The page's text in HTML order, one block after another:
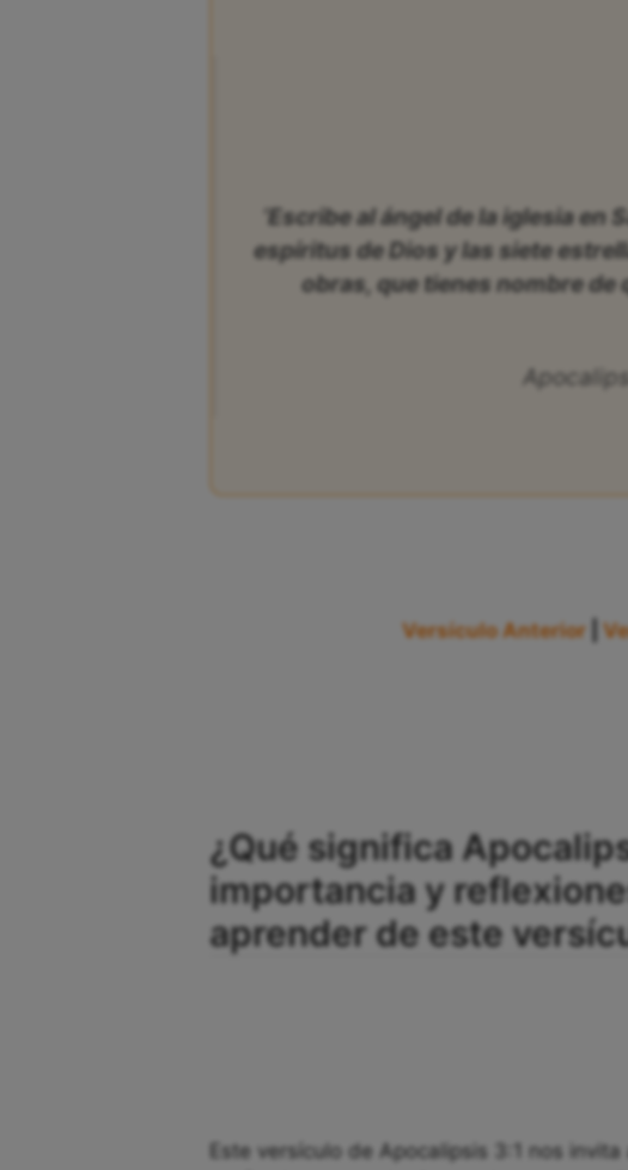
‘Escribe al ángel de la iglesia
espíritus de Dios y las siete
obras, que tienes nombre de
Versículo Anterior |
¿Qué significa
importancia y
aprender de este
Este versículo de Apocalipsis 3:1 nos